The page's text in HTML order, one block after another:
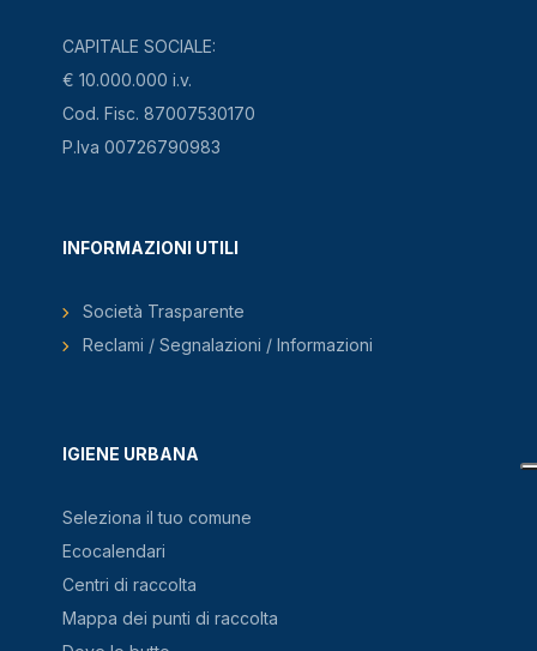
CAPITALE SOCIALE:
€ 10.000.000 i.v.
Cod. Fisc. 87007530170
P.Iva 00726790983
IGIENE URBANA
Seleziona il tuo comune
Ecocalendari
Centri di raccolta
Mappa dei punti di raccolta
INFORMAZIONI UTILI
Società Trasparente
Reclami / Segnalazioni / Informazioni